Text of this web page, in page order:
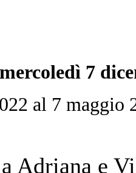
7
al 7 maggio
Adriana e